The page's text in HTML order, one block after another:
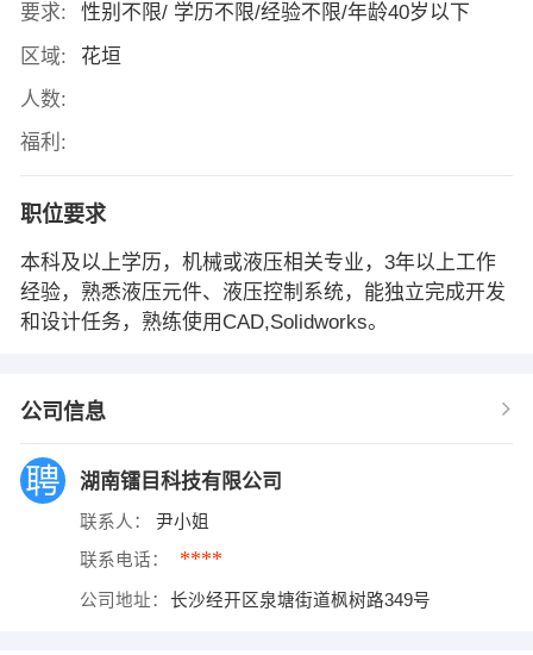
要求:
性别不限/ 学历不限/经验不限/年龄40岁以下
区域:
花垣
人数:
福利:
职位要求
本科及以上学历，机械或液压相关专业，3年以上工作
经验，熟悉液压元件、液压控制系统，能独立完成开发
和设计任务，熟练使用CAD,Solidworks。
公司信息
湖南镭目科技有限公司
联系人： 尹小姐
联系电话： ****
公司地址： 长沙经开区泉塘街道枫树路349号